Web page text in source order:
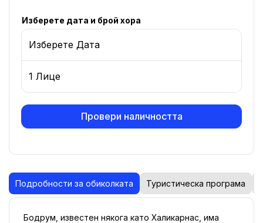
Изберете дата и брой хора
Изберете Дата
1 Лице
Провери наличността
Подробности за обиколката Туристическа програма
Бодрум, известен някога като Халикарнас, има